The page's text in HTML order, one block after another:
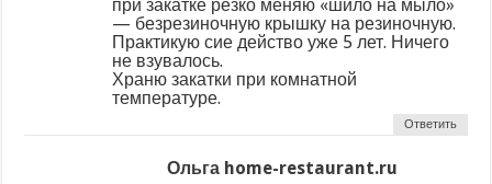
при закатке резко меняю «шило на мыло»
— безрезиночную крышку на резиночную.
Практикую сие действо уже 5 лет. Ничего
не взувалось.
Храню закатки при комнатной
температуре.
Ответить
Ольга home-restaurant.ru